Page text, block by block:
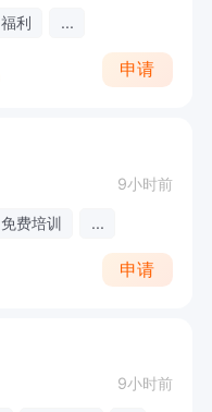
利 ...
申请
9小时前
免费培训 ...
申请
9小时前